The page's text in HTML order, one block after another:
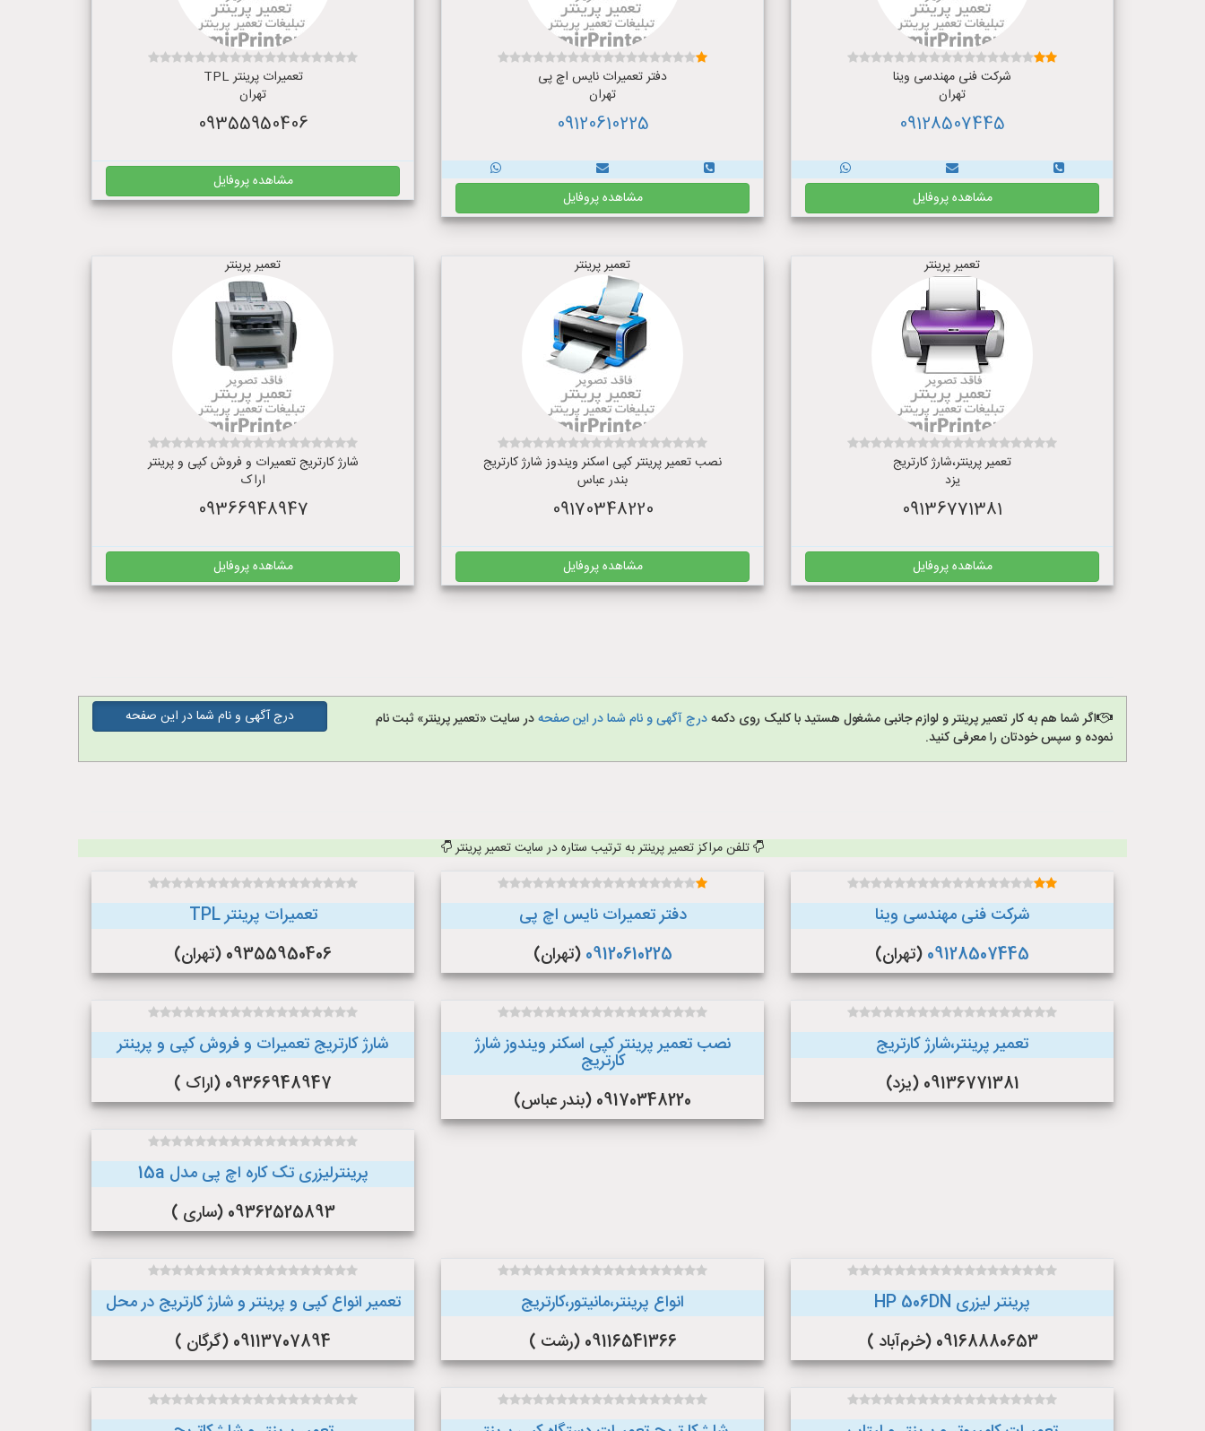
شرکت فنی مهندسی وینا
تهران
09128507445
مشاهده پروفایل
دفتر تعمیرات نایس اچ پی
تهران
09120610225
مشاهده پروفایل
تعمیرات پرینتر TPL
تهران
09355950406
مشاهده پروفایل
تعمیر پرینتر
تعمیر پرینتر،شارژ کارتریج
یزد
09136771381
مشاهده پروفایل
تعمیر پرینتر
نصب تعمیر پرینتر کپی اسکنر ویندوز شارژ کارتریج
بندر عباس
09170348220
مشاهده پروفایل
تعمیر پرینتر
شارژ کارتریج تعمیرات و فروش کپی و پرینتر
اراک
09366948947
مشاهده پروفایل
اگر شما هم به کار تعمیر پرینتر و لوازم جانبی مشغول هستید با کلیک روی دکمهدرج آگهی و نام شما در این صفحهدر سایت «تعمیر پرینتر» ثبت نام
نموده و سپس خودتان را معرفی کنید.
درج آگهی و نام شما در این صفحه
تلفن مراکز تعمیر پرینتر به ترتیب ستاره در سایت تعمیر پرینتر
شرکت فنی مهندسی وینا
09128507445 (تهران)
دفتر تعمیرات نایس اچ پی
09120610225 (تهران)
تعمیرات پرینتر TPL
09355950406 (تهران)
تعمیر پرینتر،شارژ کارتریج
09136771381 (یزد)
نصب تعمیر پرینتر کپی اسکنر ویندوز شارژ
کارتریج
09170348220 (بندر عباس)
شارژ کارتریج تعمیرات و فروش کپی و پرینتر
09366948947 (اراک )
پرینترلیزری تک کاره اچ پی مدل 15a
09362525893 (ساری )
پرینتر لیزری HP 506DN
09168880653 (خرم‌آباد )
انواع پرینتر،مانیتور،کارتریج
09116541366 (رشت )
تعمیر انواع کپی و پرینتر و شارژ کارتریج در محل
09113707894 (گرگان )